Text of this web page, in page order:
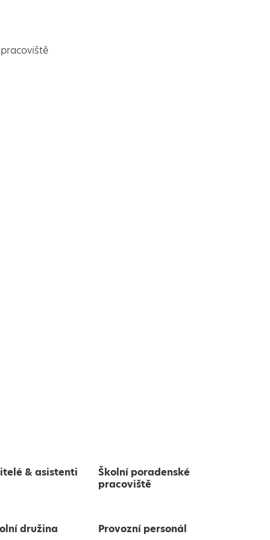
& asistenti
Školní poradenské
pracoviště
družina Provozní personál